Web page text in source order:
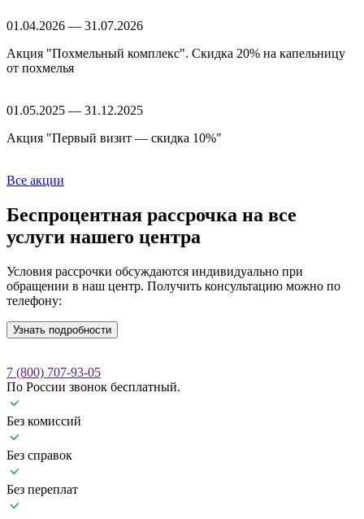
01.04.2026 — 31.07.2026
Акция "Похмельный комплекс". Скидка 20% на капельницу
от похмелья
01.05.2025 — 31.12.2025
Акция "Первый визит — скидка 10%"
Все акции
Беспроцентная рассрочка на все
услуги нашего центра
Условия рассрочки обсуждаются индивидуально при
обращении в наш центр. Получить консультацию можно по
телефону:
Узнать подробности
7 (800) 707-93-05
По России звонок бесплатный.
Без комиссий
Без справок
Без переплат